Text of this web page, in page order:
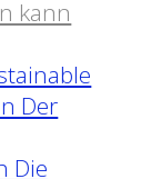
kann